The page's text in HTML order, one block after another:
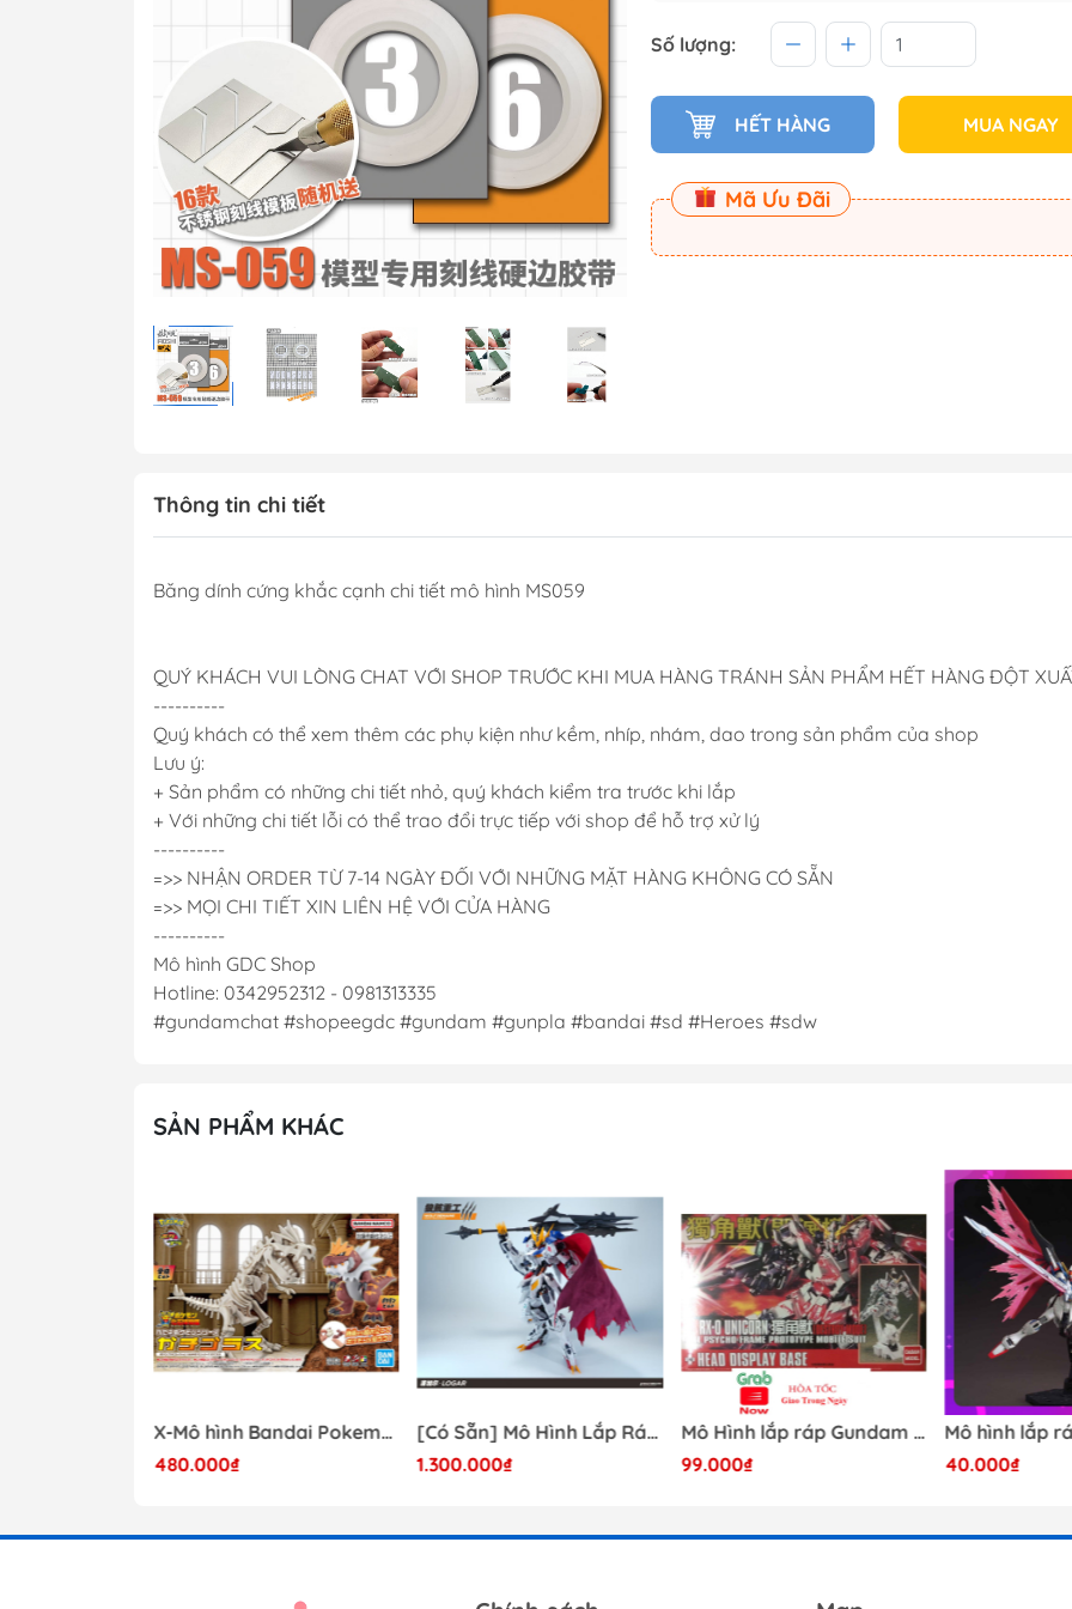
MG 1/100 Gundam (Master
Grade)
MGEX Gundam ( Master
Grade Ver.ka)
PG Gundam (Perfect
Grade)
Mega Size Gundam
Gundam Bandai
Gundam Daban
Gundam Jijia
Dụng Cụ Ustar
Phụ kiện Tamiya
Số lượng:
HẾT HÀNG MUA NGAY
Mã Ưu Đãi
Thông tin chi tiết
Băng dính cứng khắc cạnh chi tiết mô hình MS059
QUÝ KHÁCH VUI LÒNG CHAT VỚI SHOP TRƯỚC KHI MUA HÀNG TRÁNH SẢN PHẨM HẾT HÀNG ĐỘT
----------
Quý khách có thể xem thêm các phụ kiện như kềm, nhíp, nhám, dao trong sản phẩm của shop
Lưu ý:
+ Sản phẩm có những chi tiết nhỏ, quý khách kiểm tra trước khi lắp
+ Với những chi tiết lỗi có thể trao đổi trực tiếp với shop để hỗ trợ xử lý
----------
=>> NHẬN ORDER TỪ 7-14 NGÀY ĐỐI VỚI NHỮNG MẶT HÀNG KHÔNG CÓ SẴN
=>> MỌI CHI TIẾT XIN LIÊN HỆ VỚI CỬA HÀNG
----------
Mô hình GDC Shop
Hotline: 0342952312 - 0981313335
#gundamchat #shopeegdc #gundam #gunpla #bandai #sd #Heroes #sdw
SẢN PHẨM KHÁC
X-Mô hình Bandai Pokemon PLAMO COLLECTION Fossil Pokemon Series Tyrantrum
480.000₫
[Có Sẵn] Mô Hình Lắp Ráp 1/60 Barbatos Logar Wolf Remains Meavy Industries
1.300.000₫
Mô Hình lắp ráp Gundam HG RX-0 Unicorn Gundam Destroy Mode 100 Daban
99.000₫
40.000₫